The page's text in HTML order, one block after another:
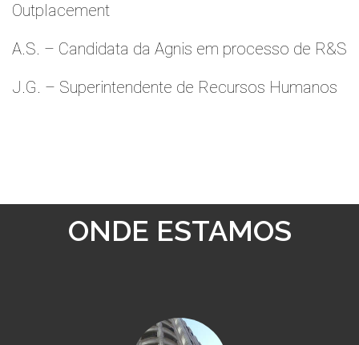
Outplacement
A.S. – Candidata da Agnis em processo de R&S
J.G. – Superintendente de Recursos Humanos
ONDE ESTAMOS